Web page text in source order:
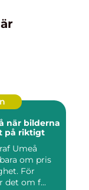
på riktigt
Umeå
om pris
För
det om f...